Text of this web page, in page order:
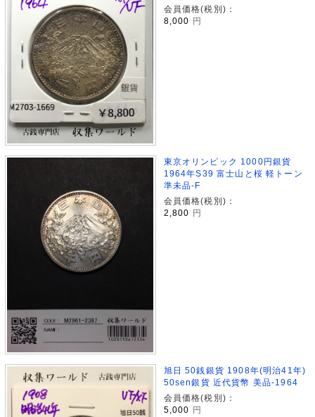
会員価格(税別)：
8,000
円
東京オリンピック 1000円銀貨
1964年S39 富士山と桜 軽トーン
準未品-F
会員価格(税別)：
2,800
円
旭日 50銭銀貨 1908年(明治41年)
50sen銀貨 近代貨幣 美品-1964
会員価格(税別)：
5,000 円